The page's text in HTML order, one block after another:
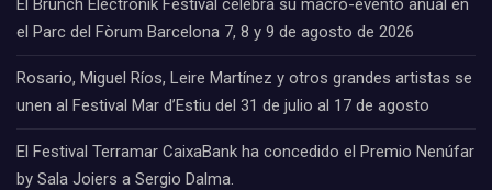
El Brunch Electronik Festival celebra su macro-evento anual en
el Parc del Fòrum Barcelona 7, 8 y 9 de agosto de 2026
Rosario, Miguel Ríos, Leire Martínez y otros grandes artistas se
unen al Festival Mar d’Estiu del 31 de julio al 17 de agosto
El Festival Terramar CaixaBank ha concedido el Premio Nenúfar
by Sala Joiers a Sergio Dalma.